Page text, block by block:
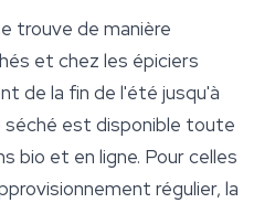
trouve de manière
et chez les épiciers
de la fin de l'été jusqu'à
séché est disponible toute
bio et en ligne. Pour celles
régulier, la